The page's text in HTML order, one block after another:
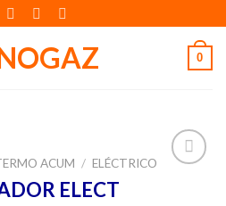
0
ACUM / ELÉCTRICO
ELECT